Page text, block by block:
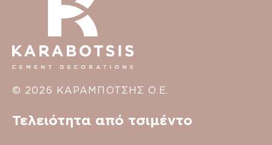
© 2026 ΚΑΡΑΜΠΟΤΣΗΣ Ο.Ε.
Τελειότητα από τσιμέντο